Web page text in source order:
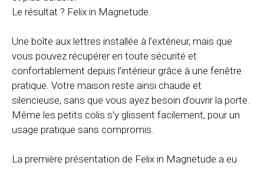
Le résultat ? Felix in Magnetude.
Une boîte aux lettres installée à l’extérieur, mais que
vous pouvez récupérer en toute sécurité et
confortablement depuis l’intérieur grâce à une fenêtre
pratique. Votre maison reste ainsi chaude et
silencieuse, sans que vous ayez besoin d’ouvrir la porte.
Même les petits colis s’y glissent facilement, pour un
usage pratique sans compromis.
La première présentation de Felix in Magnetude a eu